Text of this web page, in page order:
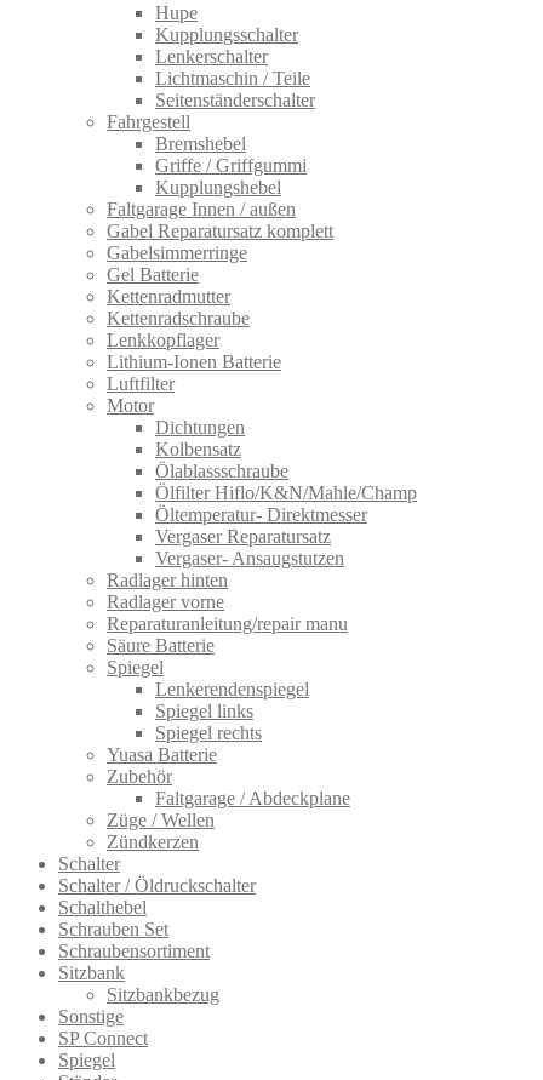
Hupe
Kupplungsschalter
Lenkerschalter
Lichtmaschin / Teile
Seitenständerschalter
Fahrgestell
Bremshebel
Griffe / Griffgummi
Kupplungshebel
Faltgarage Innen / außen
Gabel Reparatursatz komplett
Gabelsimmerringe
Gel Batterie
Kettenradmutter
Kettenradschraube
Lenkkopflager
Lithium-Ionen Batterie
Luftfilter
Motor
Dichtungen
Kolbensatz
Ölablassschraube
Ölfilter Hiflo/K&N/Mahle/Champ
Öltemperatur- Direktmesser
Vergaser Reparatursatz
Vergaser- Ansaugstutzen
Radlager hinten
Radlager vorne
Reparaturanleitung/repair manu
Säure Batterie
Spiegel
Lenkerendenspiegel
Spiegel links
Spiegel rechts
Yuasa Batterie
Zubehör
Faltgarage / Abdeckplane
Züge / Wellen
Zündkerzen
Schalter
Schalter / Öldruckschalter
Schalthebel
Schrauben Set
Schraubensortiment
Sitzbank
Sitzbankbezug
Sonstige
SP Connect
Spiegel